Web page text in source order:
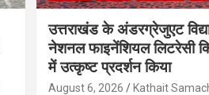
उत्तराखंड के अंडरग्रेजुएट
नेशनल फाइनेंशियल लिटरेसी
में उत्कृष्ट प्रदर्शन किया
August 6, 2026 Kathait